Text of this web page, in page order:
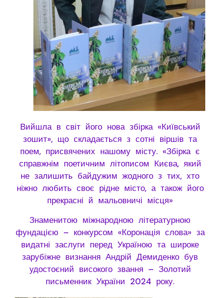
Вийшла в світ його нова збірка «Київський
зошит», що складається з сотні віршів та
поем, присвячених нашому місту. «Збірка є
справжнім поетичним літописом Києва, який
не залишить байдужим жодного з тих, хто
ніжно любить своє рідне місто, а також його
прекрасні й мальовничі місця»
Знаменитою міжнародною літературною
фундацією – конкурсом «Коронація слова» за
видатні заслуги перед Україною та широке
зарубіжне визнання Андрій Демиденко був
удостоєний високого звання – Золотий
письменник України 2024 року.